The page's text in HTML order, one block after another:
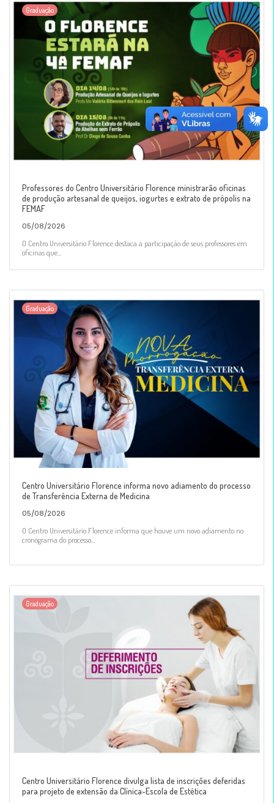
Graduação
Professores do Centro Universitário Florence ministrarão oficinas
de produção artesanal de queijos, iogurtes e extrato de própolis na
FEMAF
05/08/2026
O Centro Universitário Florence destaca a participação de seus professores em
oficinas que...
Graduação
Centro Universitário Florence informa novo adiamento do processo
de Transferência Externa de Medicina
05/08/2026
O Centro Universitário Florence informa que houve um novo adiamento no
cronograma do processo...
Graduação
Centro Universitário Florence divulga lista de inscrições deferidas
para projeto de extensão da Clínica-Escola de Estética